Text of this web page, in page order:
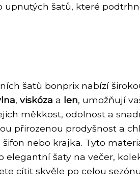
upnutých šatů, které
šatů bonprix nabízí
, viskóza a len, umožňují
měkkost, odolnost a
přirozenou prodyšnost a
nebo krajka. Tyto
elegantní šaty na večer,
cítit skvěle po celou